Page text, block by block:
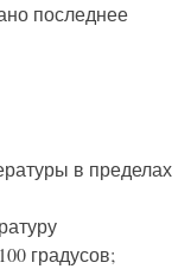
последнее
в пределах
градусов;